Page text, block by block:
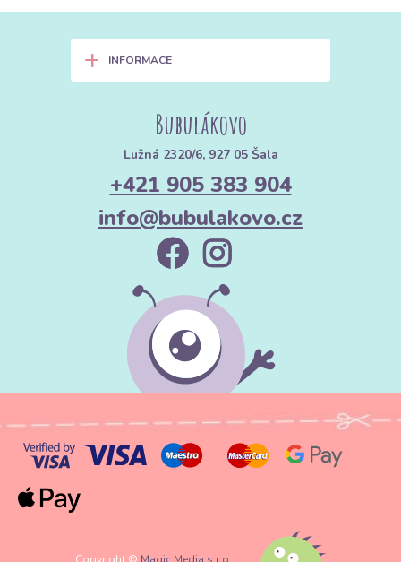
+ INFORMACE
Bubulákovo
Lužná 2320/6, 927 05 Šala
+421 905 383 904
info@bubulakovo.cz
Copyright © Magic Media s.r.o.